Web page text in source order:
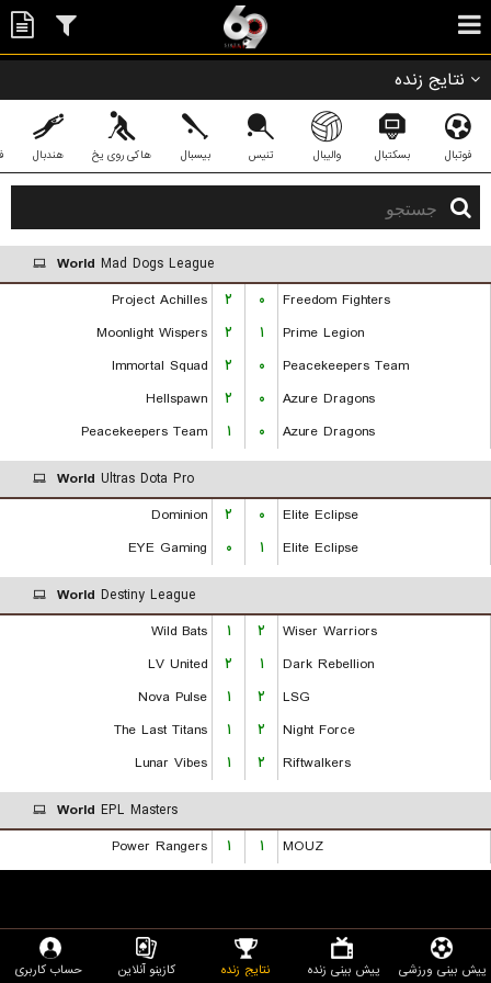
نتایج زنده
فوتبال بسکتبال والیبال تنیس بیسبال هاکی روی یخ هندبال
World Mad Dogs League
Project Achilles
۲ ۰
Freedom Fighters
Moonlight Wispers
۲ ۱
Prime Legion
Immortal Squad
۲ ۰
Peacekeepers Team
Hellspawn
۲ ۰
Azure Dragons
Peacekeepers Team
۱ ۰ Azure Dragons
World Ultras Dota Pro
Dominion
۲ ۰
Elite Eclipse
EYE Gaming
۰ ۱ Elite Eclipse
World Destiny League
Wild Bats
۱ ۲
Wiser Warriors
LV United
۲ ۱
Dark Rebellion
Nova Pulse
۱ ۲
LSG
The Last Titans
۱ ۲
Night Force
Lunar Vibes
۱ ۲ Riftwalkers
World EPL Masters
Power Rangers
۱ ۱ MOUZ
پیش بینی ورزشی پیش بینی زنده نتایج زنده کازینو آنلاین حساب کاربری